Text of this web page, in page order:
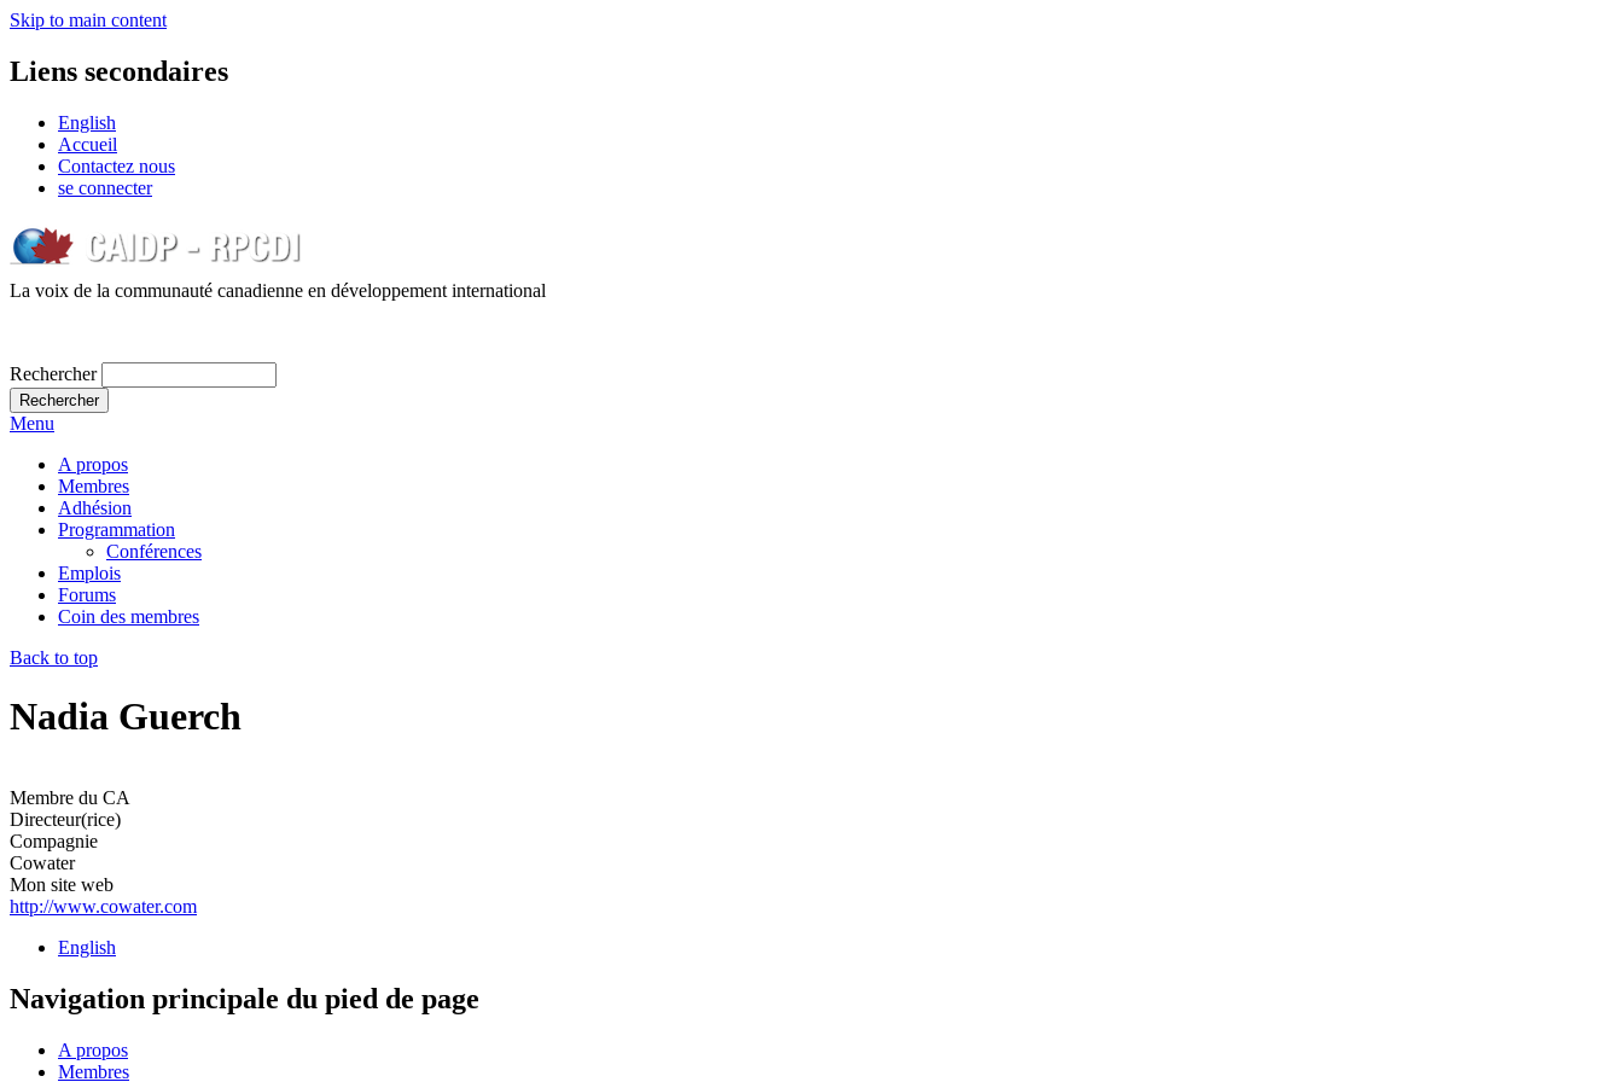
Skip to main content
Liens secondaires
English
Accueil
Contactez nous
se connecter
La voix de la communauté canadienne en développement international
Rechercher
Menu
A propos
Membres
Adhésion
Programmation
Conférences
Emplois
Forums
Coin des membres
Back to top
Nadia Guerch
Membre du CA
Directeur(rice)
Compagnie
Cowater
Mon site web
http://www.cowater.com
English
Navigation principale du pied de page
A propos
Membres